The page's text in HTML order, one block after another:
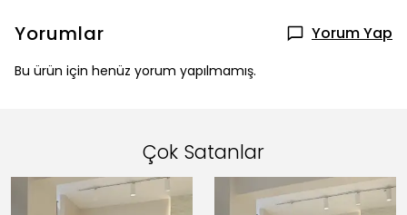
Yorumlar Yorum Yap
Bu ürün için henüz yorum yapılmamış.
Çok Satanlar